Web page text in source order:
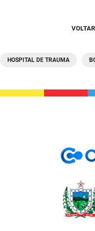
HOSPITAL DE TRAUMA